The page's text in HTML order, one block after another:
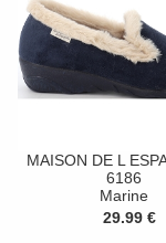
MAISON DE L
6186
Marine
29.99 €